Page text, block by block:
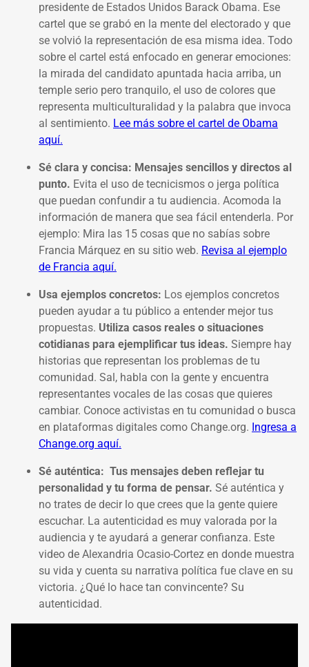
presidente de Estados Unidos Barack Obama. Ese
cartel que se grabó en la mente del electorado y que
se volvió la representación de esa misma idea. Todo
sobre el cartel está enfocado en generar emociones:
la mirada del candidato apuntada hacia arriba, un
temple serio pero tranquilo, el uso de colores que
representa multiculturalidad y la palabra que invoca
al sentimiento. Lee más sobre el cartel de Obama
aquí.
Sé clara y concisa: Mensajes sencillos y directos al
punto. Evita el uso de tecnicismos o jerga política
que puedan confundir a tu audiencia. Acomoda la
información de manera que sea fácil entenderla. Por
ejemplo: Mira las 15 cosas que no sabías sobre
Francia Márquez en su sitio web. Revisa al ejemplo
de Francia aquí.
Usa ejemplos concretos: Los ejemplos concretos
pueden ayudar a tu público a entender mejor tus
propuestas. Utiliza casos reales o situaciones
cotidianas para ejemplificar tus ideas. Siempre hay
historias que representan los problemas de tu
comunidad. Sal, habla con la gente y encuentra
representantes vocales de las cosas que quieres
cambiar. Conoce activistas en tu comunidad o busca
en plataformas digitales como Change.org. Ingresa a
Change.org aquí.
Sé auténtica: Tus mensajes deben reflejar tu
personalidad y tu forma de pensar. Sé auténtica y
no trates de decir lo que crees que la gente quiere
escuchar. La autenticidad es muy valorada por la
audiencia y te ayudará a generar confianza. Este
video de Alexandria Ocasio-Cortez en donde muestra
su vida y cuenta su narrativa política fue clave en su
victoria. ¿Qué lo hace tan convincente? Su
autenticidad.